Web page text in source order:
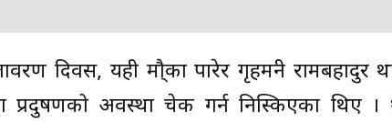
दिवस, यही मा्ैका पारेर गृहमन्त्री रामबहादुर
अवस्था चेक गर्न निस्किएका थिए ।